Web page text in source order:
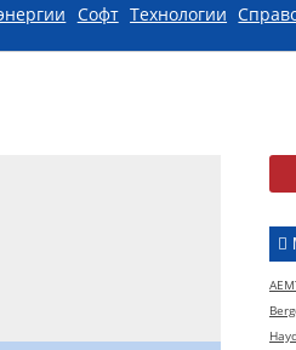
Софт Технологии